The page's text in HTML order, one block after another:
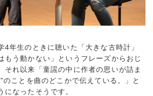
年生のときに聴いた「大きな古時計」
もう動かない」というフレーズからおじ
それ以来「童謡の中に作者の思いが詰ま
のことを曲のどこかで伝えている。」と
になったそうです。